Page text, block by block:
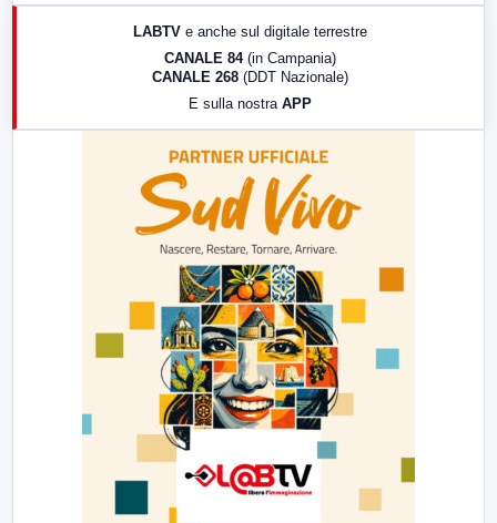
17:00 LabNews (replica)
LABTV e anche sul digitale terrestre
CANALE 84 (in Campania)
CANALE 268 (DDT Nazionale)
E sulla nostra APP